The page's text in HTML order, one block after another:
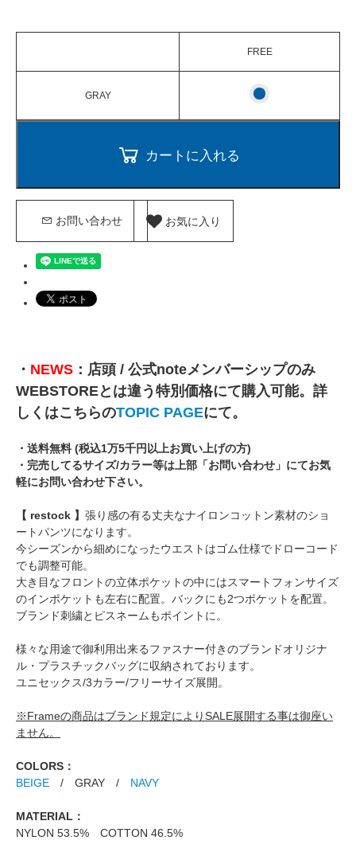
FREE
GRAY
カートに入れる
お問い合わせ お気に入り
・ NEWS ：店頭 / 公式noteメンバーシップのみ
WEBSTOREとは違う特別価格にて購入可能。詳
しくはこちらのTOPIC PAGEにて。
・送料無料 (税込1万5千円以上お買い上げの方)
・完売してるサイズ/カラー等は上部「お問い合わせ」にてお気
軽にお問い合わせ下さい。
【 restock 】 張り感の有る丈夫なナイロンコットン素材のショ
ートパンツになります。
今シーズンから細めになったウエストはゴム仕様でドローコード
でも調整可能。
大き目なフロントの立体ポケットの中にはスマートフォンサイズ
のインポケットも左右に配置。バックにも2つポケットを配置。
ブランド刺繍とピスネームもポイントに。
様々な用途で御利用出来るファスナー付きのブランドオリジナ
ル・プラスチックバッグに収納されております。
ユニセックス/3カラー/フリーサイズ展開。
※Frameの商品はブランド規定によりSALE展開する事は御座い
ません。
COLORS：
BEIGE / GRAY / NAVY
MATERIAL：
NYLON 53.5% COTTON 46.5%